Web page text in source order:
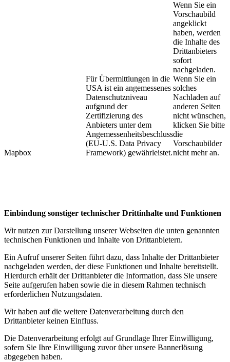
Mapbox
Für Übermittlungen in die
USA ist ein angemessenes
Datenschutzniveau
aufgrund der
Zertifizierung des
Anbieters unter dem
Angemessenheitsbeschluss
(EU-U.S. Data Privacy
Framework) gewährleistet.​
Wenn Sie ein
Vorschaubild
angeklickt
haben, werden
die Inhalte des
Drittanbieters
sofort
nachgeladen.
Wenn Sie ein
solches
Nachladen auf
anderen Seiten
nicht wünschen,
klicken Sie bitte
die
Vorschaubilder
nicht mehr an.
Einbindung sonstiger technischer Drittinhalte und Funktionen
Wir nutzen zur Darstellung unserer Webseiten die unten genannten
technischen Funktionen und Inhalte von Drittanbietern.
Ein Aufruf unserer Seiten führt dazu, dass Inhalte der Drittanbieter
nachgeladen werden, der diese Funktionen und Inhalte bereitstellt.
Hierdurch erhält der Drittanbieter die Information, dass Sie unsere
Seite aufgerufen haben sowie die in diesem Rahmen technisch
erforderlichen Nutzungsdaten.
Wir haben auf die weitere Datenverarbeitung durch den
Drittanbieter keinen Einfluss.
Die Datenverarbeitung erfolgt auf Grundlage Ihrer Einwilligung,
sofern Sie Ihre Einwilligung zuvor über unsere Bannerlösung
abgegeben haben.